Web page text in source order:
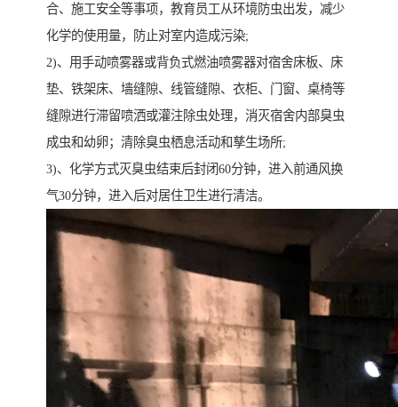
合、施工安全等事项，教育员工从环境防虫出发，减少
化学的使用量，防止对室内造成污染;
2)、用手动喷雾器或背负式燃油喷雾器对宿舍床板、床
垫、铁架床、墙缝隙、线管缝隙、衣柜、门窗、桌椅等
缝隙进行滞留喷洒或灌注除虫处理，消灭宿舍内部臭虫
成虫和幼卵；清除臭虫栖息活动和孳生场所;
3)、化学方式灭臭虫结束后封闭60分钟，进入前通风换
气30分钟，进入后对居住卫生进行清洁。